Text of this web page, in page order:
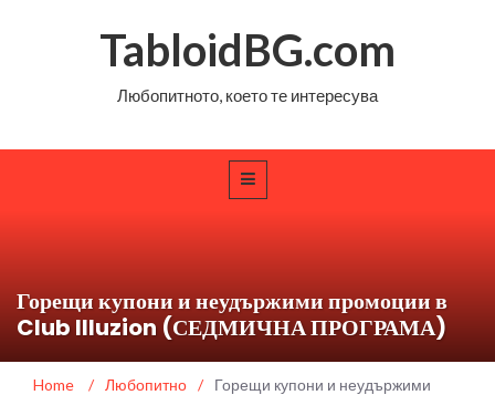
TabloidBG.com
Любопитното, което те интересува
Горещи купони и неудържими промоции в
Club Illuzion (СЕДМИЧНА ПРОГРАМА)
Home / Любопитно /
Горещи купони и неудържими